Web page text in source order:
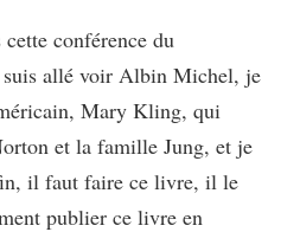
conférence du
allé voir Albin Michel, je
Mary Kling, qui
et la famille Jung, et je
il faut faire ce livre, il le
publier ce livre en